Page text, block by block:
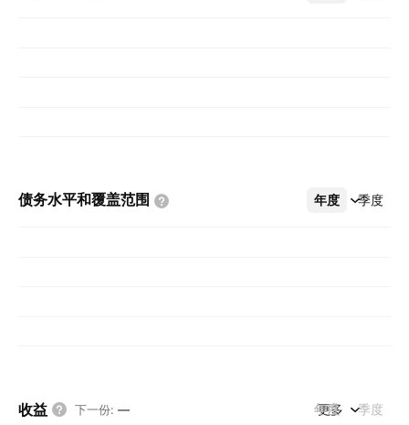
债务水平和覆盖范围 年度 季度
更多
收益 下一份: — 年度 季度
更多